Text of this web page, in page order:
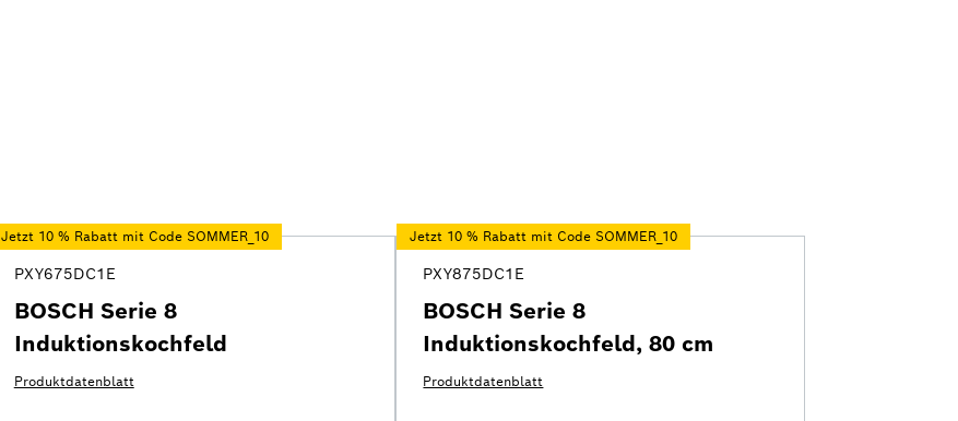
Jetzt 10 % Rabatt mit Code SOMMER_10
PXY675DC1E
BOSCH Serie 8
Induktionskochfeld
Produktdatenblatt
Jetzt 10 % Rabatt mit Code SOMMER_10
PXY875DC1E
BOSCH Serie 8
Induktionskochfeld, 80 cm
Produktdatenblatt